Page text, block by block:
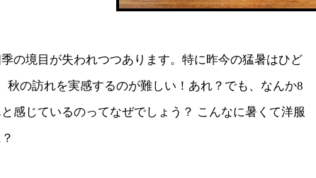
の境目が失われつつあります。特に昨今の猛暑はひど
秋の訪れを実感するのが難しい！あれ？でも、なんか8
感じているのってなぜでしょう？ こんなに暑くて洋服